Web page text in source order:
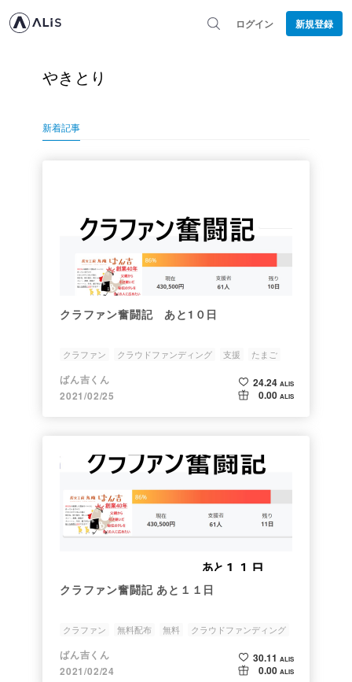
ログイン 新規登録
やきとり
新着記事
クラファン奮闘記 あと1０日
クラファン クラウドファンディング 支援
たまご
やきとり
ばん吉くん
2021/02/25
24.24 ALIS
0.00 ALIS
クラファン奮闘記 あと１１日
クラファン 無料配布 無料
クラウドファンディング
やきとり
ばん吉くん
2021/02/24
30.11 ALIS
0.00 ALIS